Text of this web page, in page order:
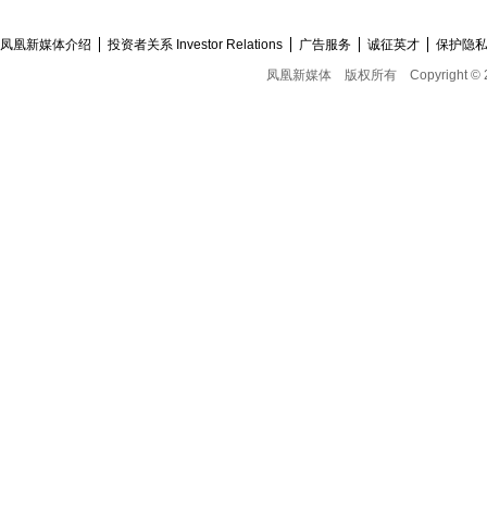
凤凰新媒体介绍 投资者关系 Investor Relations 广告服务 诚征英才
保护隐
凤凰新媒体
版权所有 Copyright ©